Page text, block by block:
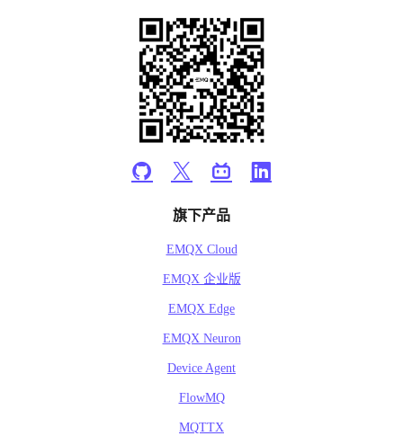
旗下产品
EMQX Cloud
EMQX 企业版
EMQX Edge
EMQX Neuron
Device Agent
FlowMQ
MQTTX